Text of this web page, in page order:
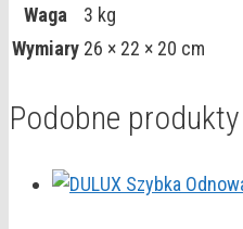
Waga
3 kg
Wymiary 26 × 22 × 20 cm
Podobne produkty